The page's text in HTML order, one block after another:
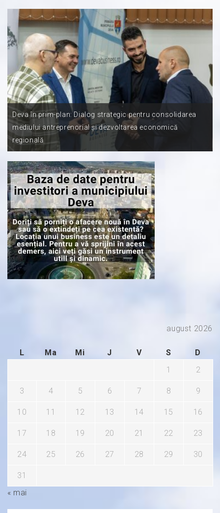
Deva în prim-plan: Dialog strategic pentru consolidarea
mediului antreprenorial și dezvoltarea economică
regională
august 2026
L Ma Mi J V S
D
1
2
3 4 5 6 7 8 9
10 11 12 13 14 15 16
17 18 19 20 21 22 23
24 25 26 27 28 29 30
31
« mai